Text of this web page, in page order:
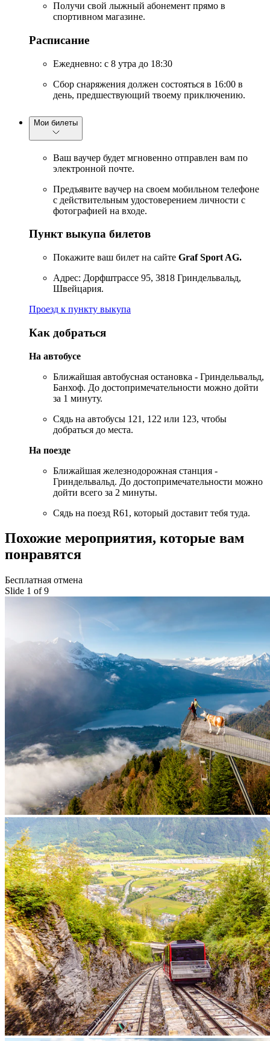
Получи свой лыжный абонемент прямо в
спортивном магазине.
Расписание
Ежедневно: с 8 утра до 18:30
Сбор снаряжения должен состояться в 16:00 в
день, предшествующий твоему приключению.
Мои билеты
Ваш ваучер будет мгновенно отправлен вам по
электронной почте.
Предъявите ваучер на своем мобильном телефоне
с действительным удостоверением личности с
фотографией на входе.
Пункт выкупа билетов
Покажите ваш билет на сайте Graf Sport AG.
Адрес: Дорфштрассе 95, 3818 Гриндельвальд,
Швейцария.
Проезд к пункту выкупа
Как добраться
На автобусе
Ближайшая автобусная остановка - Гриндельвальд,
Банхоф. До достопримечательности можно дойти
за 1 минуту.
Сядь на автобусы 121, 122 или 123, чтобы
добраться до места.
На поезде
Ближайшая железнодорожная станция -
Гриндельвальд. До достопримечательности можно
дойти всего за 2 минуты.
Сядь на поезд R61, который доставит тебя туда.
Похожие мероприятия, которые вам
понравятся
Бесплатная отмена
Slide 1 of 9